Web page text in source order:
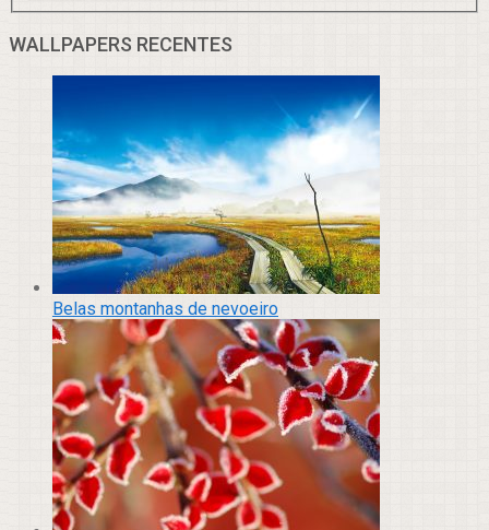
WALLPAPERS RECENTES
Belas montanhas de nevoeiro